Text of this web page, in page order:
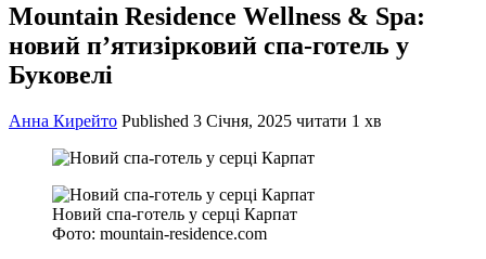
Mountain Residence Wellness & Spa:
новий п’ятизірковий спа-готель у
Буковелі
Анна Кирейто Published 3 Січня, 2025 читати 1 хв
Новий спа-готель у серці Карпат
Фото: mountain-residence.com